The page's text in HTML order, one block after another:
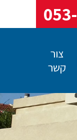
צור
קשר